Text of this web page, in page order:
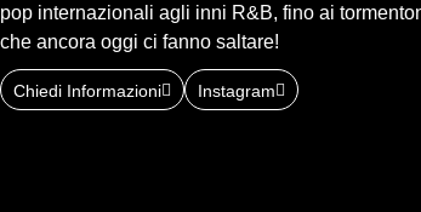
pop internazionali agli inni R&B, fino ai
che ancora oggi ci fanno saltare!
Chiedi Informazioni Instagram